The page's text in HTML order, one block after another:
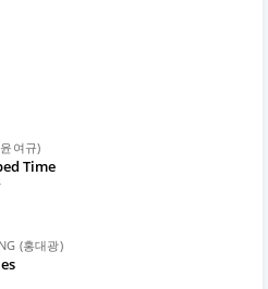
여규)
Time
(홍대광)